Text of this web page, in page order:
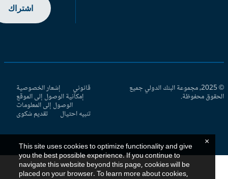
اشتراك
© 2025، مجموعة البنك الدولي جميع
محفوظة.
قانوني إشعار الخصوصية
إمكانية الوصول إلى الموقع
الوصول إلى المعلومات
تنبيه احتيال تقديم شكوى
This site uses cookies to optimize functionality and give
you the best possible experience. If you continue to
navigate this website beyond this page, cookies will be
placed on your browser. To learn more about cookies,